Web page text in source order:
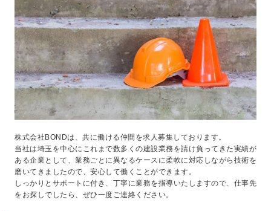
株式会社BONDは、共に働ける仲間を求人募集しております。
当社は埼玉を中心にこれまで数多くの建設業務を請け負ってきた実績が
ある企業として、業務ごとに異なるケースに柔軟に対応しながら技術を
磨いてきましたので、安心して働くことができます。
しっかりとサポートに付き、丁寧に業務を指導いたしますので、仕事先
をお探しでしたら、ぜひ一度ご連絡ください。